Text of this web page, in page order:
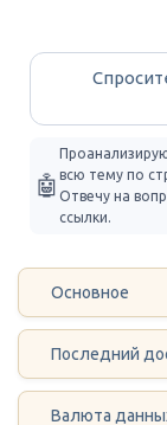
🤖 всю тему по
Отвечу на
ссылки.